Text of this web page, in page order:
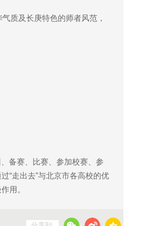
质及长庚特色的师者风范，
备赛、比赛、参加校赛、参
“走出去”与北京市各高校的优
用。